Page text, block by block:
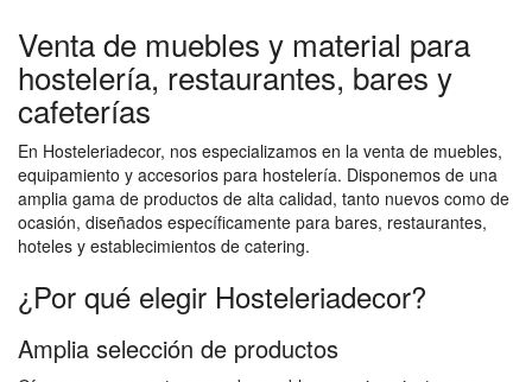
Venta de muebles y material para
hostelería, restaurantes, bares y
cafeterías
En Hosteleriadecor, nos especializamos en la venta de muebles,
equipamiento y accesorios para hostelería. Disponemos de una
amplia gama de productos de alta calidad, tanto nuevos como de
ocasión, diseñados específicamente para bares, restaurantes,
hoteles y establecimientos de catering.
¿Por qué elegir Hosteleriadecor?
Amplia selección de productos